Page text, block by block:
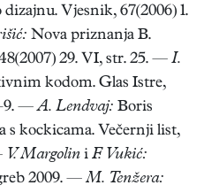
dizajnu. Vjesnik, 67(2006) 1.
Nova priznanja B.
29. VI, str. 25. — I.
kodom. Glas Istre,
—A. Lendvaj: Boris
kockicama. Večernji list,
V. Margolin i F. Vukić:
2009. —M. Tenžera: